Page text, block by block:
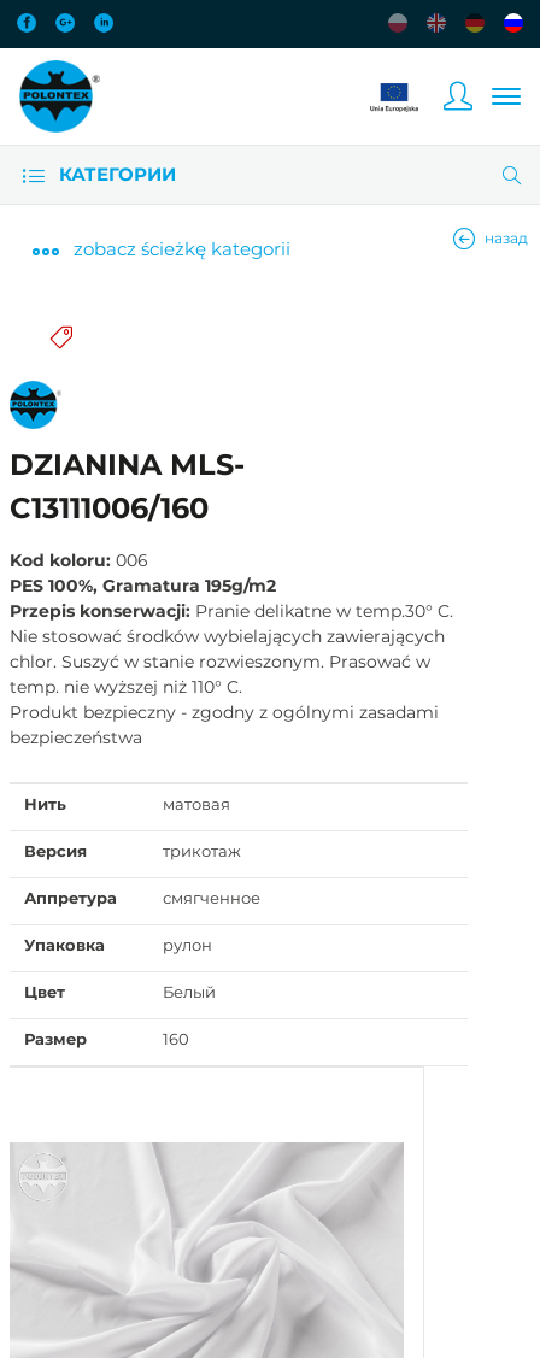
КАТЕГОРИИ
zobacz ścieżkę kategorii назад
DZIANINA MLS-
C13111006/160
Kod koloru: 006
PES 100%, Gramatura 195g/m2
Przepis konserwacji: Pranie delikatne w temp.30° C.
Nie stosować środków wybielających zawierających
chlor. Suszyć w stanie rozwieszonym. Prasować w
temp. nie wyższej niż 110° C.
Produkt bezpieczny - zgodny z ogólnymi zasadami
bezpieczeństwa
Нить матовая
Версия трикотаж
Аппретура смягченное
Упаковка рулон
Цвет Белый
Размер 160